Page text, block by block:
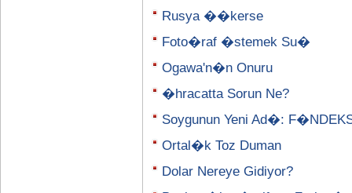
Rusya ��kerse
Foto�raf �stemek Su�
Ogawa'n�n Onuru
�hracatta Sorun Ne?
Soygunun Yeni Ad�:
Ortal�k Toz Duman
Dolar Nereye Gidiyor?